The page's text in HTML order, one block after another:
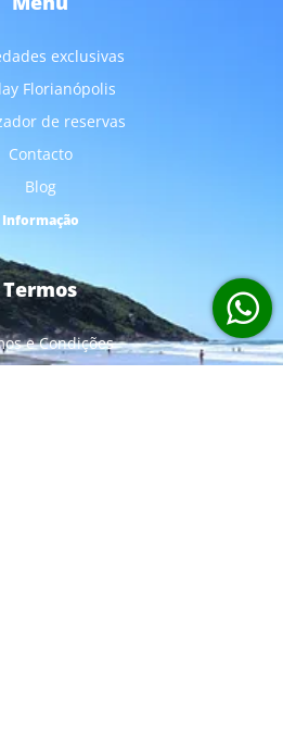
exclusivas
Florianópolis
de reservas
Contacto
Blog
Informação
Termos
e Condições